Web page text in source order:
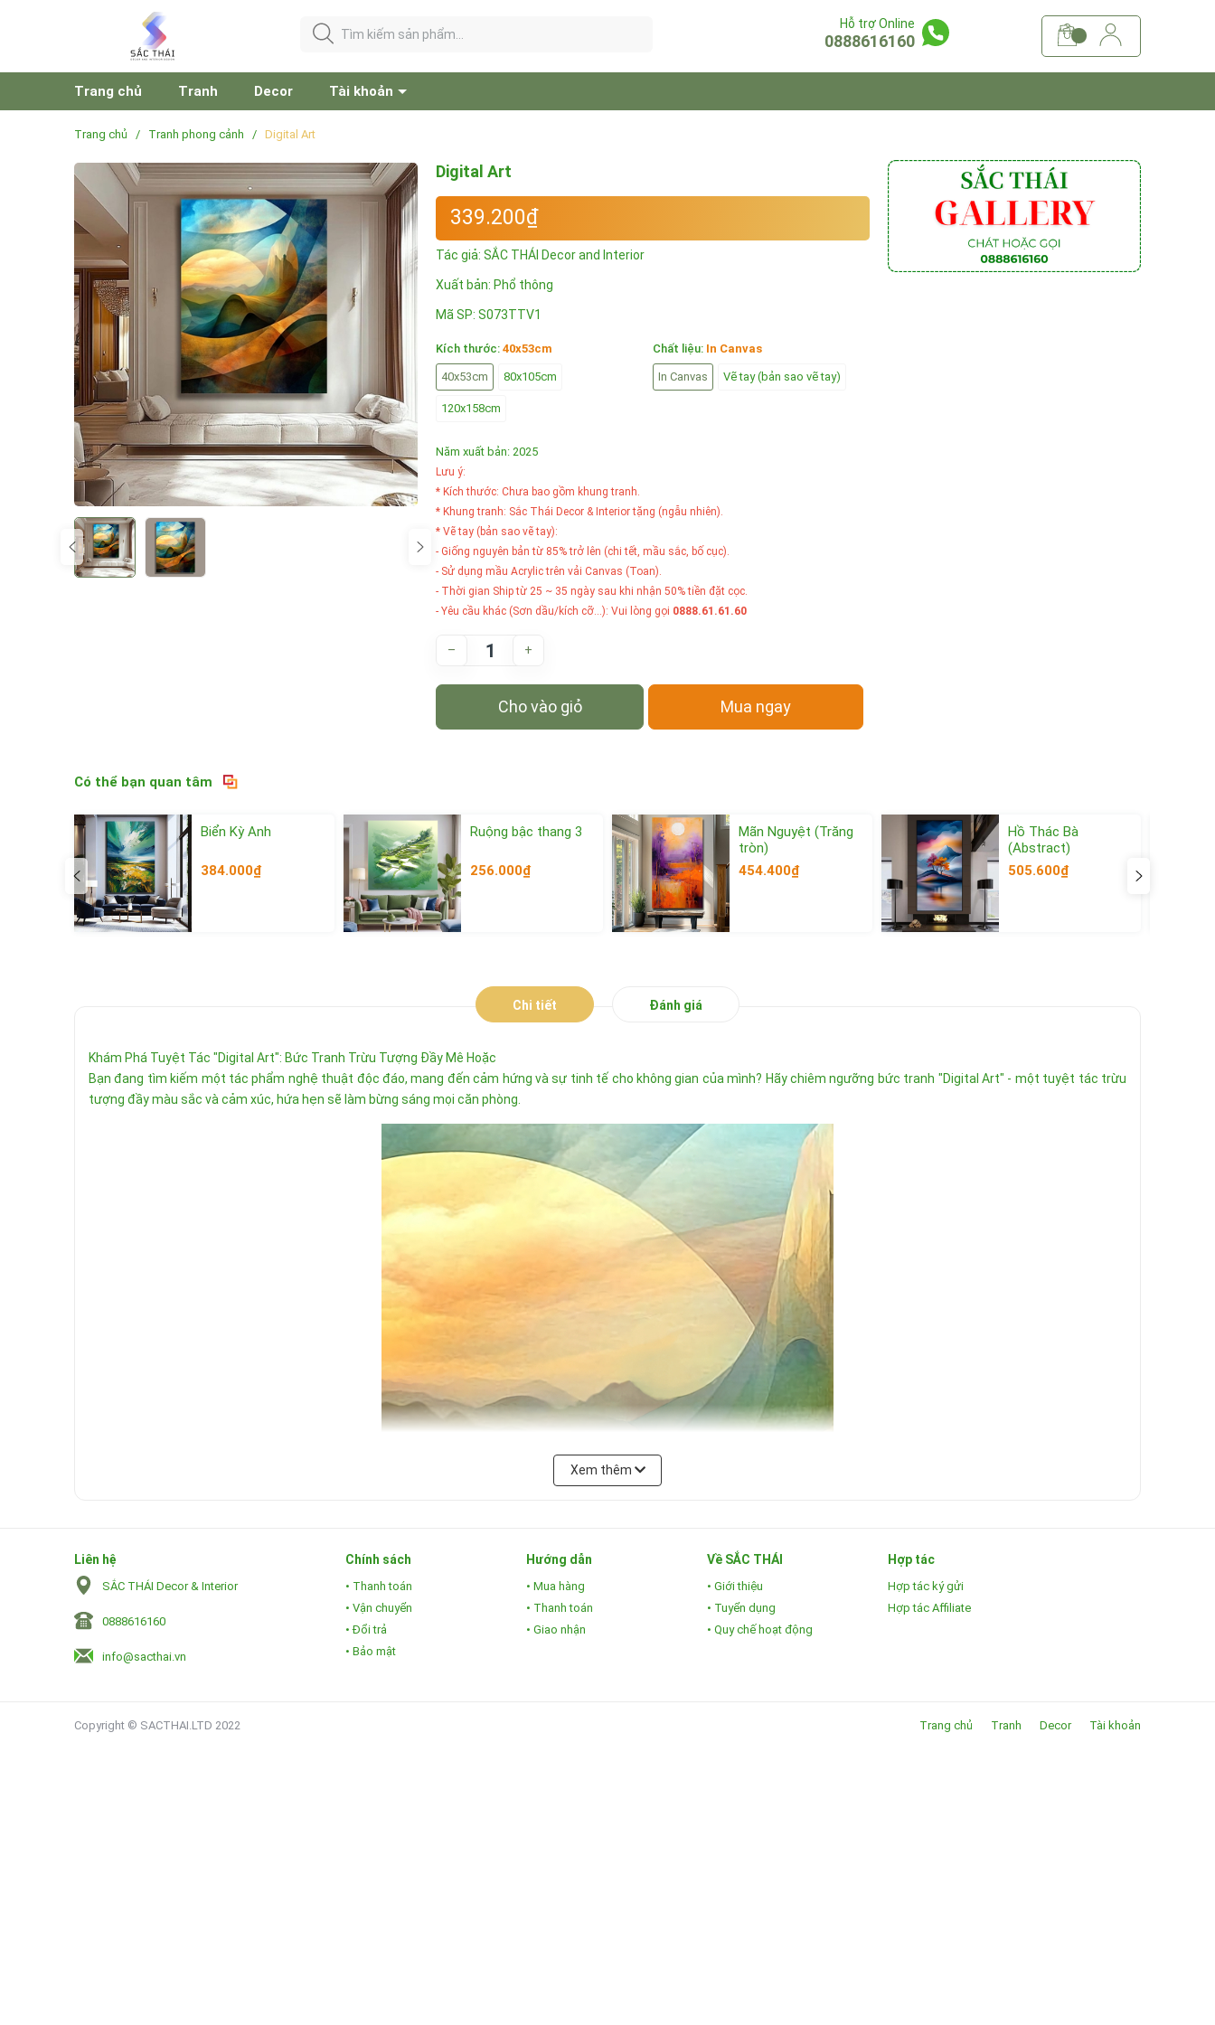
Hỗ trợ Online
0888616160
Trang chủ Tranh Decor Tài khoản
Trang chủ / Tranh phong cảnh / Digital Art
Digital Art
339.200₫
Tác giả: SẮC THÁI Decor and Interior
Xuất bản: Phổ thông
Mã SP: S073TTV1
Kích thước: 40x53cm
40x53cm 80x105cm
120x158cm
Chất liệu: In Canvas
In Canvas Vẽ tay (bản sao vẽ tay)
Năm xuất bản: 2025
Lưu ý:
* Kích thước: Chưa bao gồm khung tranh.
* Khung tranh: Sắc Thái Decor & Interior tặng (ngẫu nhiên).
* Vẽ tay (bản sao vẽ tay):
- Giống nguyên bản từ 85% trở lên (chi tết, mầu sắc, bố cục).
- Sử dụng mầu Acrylic trên vải Canvas (Toan).
- Thời gian Ship từ 25 ~ 35 ngày sau khi nhận 50% tiền đặt cọc.
- Yêu cầu khác (Sơn dầu/kích cỡ...): Vui lòng gọi 0888.61.61.60
– +
Cho vào giỏ Mua ngay
Có thể bạn quan tâm
Biển Kỳ Anh
384.000₫
Xem thêm
Ruộng bậc thang 3
256.000₫
Xem thêm
Mãn Nguyệt (Trăng
tròn)
454.400₫
Xem thêm
Hồ Thác Bà
(Abstract)
505.600₫
Chi tiết Đánh giá
Khám Phá Tuyệt Tác "Digital Art": Bức Tranh Trừu Tượng Đầy Mê Hoặc
Bạn đang tìm kiếm một tác phẩm nghệ thuật độc đáo, mang đến cảm hứng và sự tinh tế cho không gian của mình? Hãy chiêm ngưỡng bức tranh "Digital Art" - một tuyệt tác trừu
tượng đầy màu sắc và cảm xúc, hứa hẹn sẽ làm bừng sáng mọi căn phòng.
Xem thêm
Liên hệ
SẮC THÁI Decor & Interior
0888616160
info@sacthai.vn
Chính sách
• Thanh toán
• Vận chuyển
• Đổi trả
• Bảo mật
Hướng dẫn
• Mua hàng
• Thanh toán
• Giao nhận
Về SẮC THÁI
• Giới thiệu
• Tuyển dụng
• Quy chế hoạt động
Hợp tác
Hợp tác ký gửi
Hợp tác Affiliate
Copyright © SACTHAI.LTD 2022 Trang chủ Tranh Decor Tài khoản